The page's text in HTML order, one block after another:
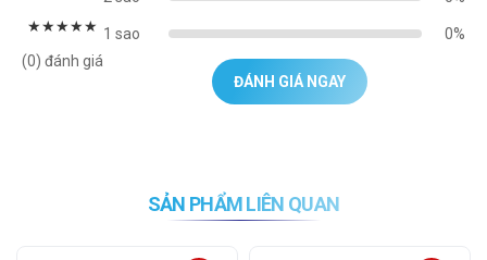
★★★★★
(0) đánh giá
1 sao 0%
ĐÁNH GIÁ NGAY
SẢN PHẨM LIÊN QUAN